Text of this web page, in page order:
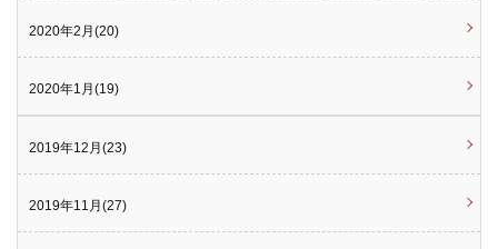
2020年2月(20)
2020年1月(19)
2019年12月(23)
2019年11月(27)